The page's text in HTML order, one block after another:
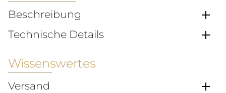
Beschreibung
Technische Details
Wissenswertes
Versand